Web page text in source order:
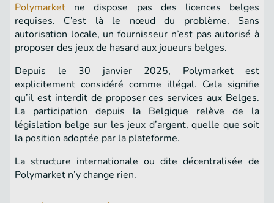
Polymarket ne dispose pas des licences belges
requises. C’est là le nœud du problème. Sans
autorisation locale, un fournisseur n’est pas autorisé à
proposer des jeux de hasard aux joueurs belges.
Depuis le 30 janvier 2025, Polymarket est
explicitement considéré comme illégal. Cela signifie
qu’il est interdit de proposer ces services aux Belges.
La participation depuis la Belgique relève de la
législation belge sur les jeux d’argent, quelle que soit
la position adoptée par la plateforme.
La structure internationale ou dite décentralisée de
Polymarket n’y change rien.